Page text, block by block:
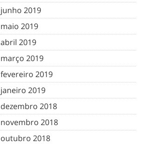
junho 2019
maio 2019
abril 2019
março 2019
fevereiro 2019
janeiro 2019
dezembro 2018
novembro 2018
outubro 2018